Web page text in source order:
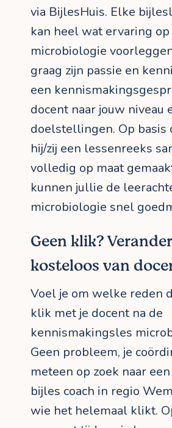
via BijlesHuis. Elke
kan heel wat ervaring
microbiologie
graag zijn passie en
een
docent naar jouw niveau
doelstellingen. Op basis
hij/zij een lessenreeks
volledig op maat
kunnen jullie de
microbiologie snel
Geen klik? Verander
kosteloos van
Voel je om welke reden
klik met je docent na de
kennismakingsles
Geen probleem, je
meteen op zoek naar
bijles coach in regio
wie het helemaal klikt.